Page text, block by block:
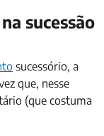
sucessão
sucessório, a
que, nesse
(que costuma